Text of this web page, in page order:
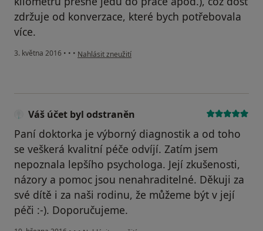
zdržuje od konverzace, které bych potřebovala
více.
3. května 2016 • • • podle názoru uživatele Váš účet byl odstraněn
Nahlásit zneužití
Váš účet byl odstraněn
Paní doktorka je výborný diagnostik a od toho
se veškerá kvalitní péče odvíjí. Zatím jsem
nepoznala lepšího psychologa. Její zkušenosti,
názory a pomoc jsou nenahraditelné. Děkuji za
své dítě i za naši rodinu, že můžeme být v její
péči :-). Doporučujeme.